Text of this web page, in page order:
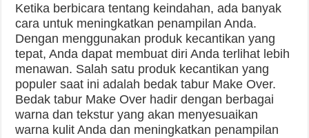
Ketika berbicara tentang keindahan, ada banyak
cara untuk meningkatkan penampilan Anda.
Dengan menggunakan produk kecantikan yang
tepat, Anda dapat membuat diri Anda terlihat lebih
menawan. Salah satu produk kecantikan yang
populer saat ini adalah bedak tabur Make Over.
Bedak tabur Make Over hadir dengan berbagai
warna dan tekstur yang akan menyesuaikan
warna kulit Anda dan meningkatkan penampilan